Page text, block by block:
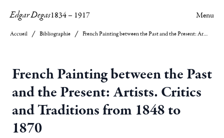
Edgar Degas1834– 1917 Menu
Accueil Bibliographie French Painting between the Past and the Present: Artists. Critics and Traditions from 1848 to 1870
French Painting between the Past
and the Present: Artists. Critics
and Traditions from 1848 to
1870